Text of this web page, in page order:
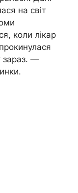
на світ
коли лікар
зараз. —